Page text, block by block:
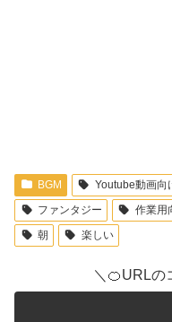
BGM Youtube動画向
ファンタジー
作業用
朝
楽しい
＼🍊URLの